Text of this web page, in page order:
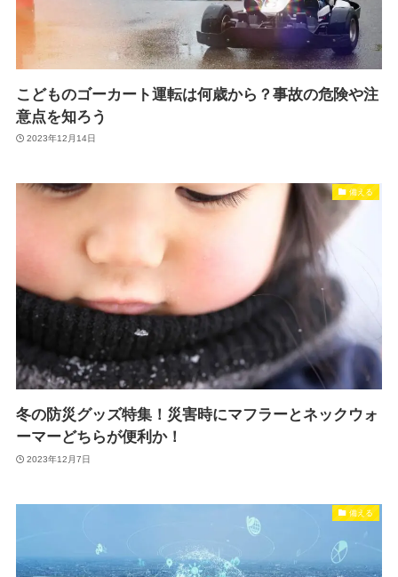
こどものゴーカート運転は何歳から？事故の危険や注
意点を知ろう
2023年12月14日
備える
冬の防災グッズ特集！災害時にマフラーとネックウォ
ーマーどちらが便利か！
2023年12月7日
備える